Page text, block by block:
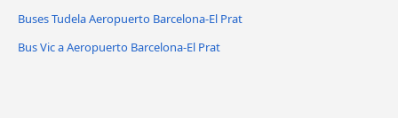
Buses Tudela Aeropuerto Barcelona-El Prat
Bus Vic a Aeropuerto Barcelona-El Prat